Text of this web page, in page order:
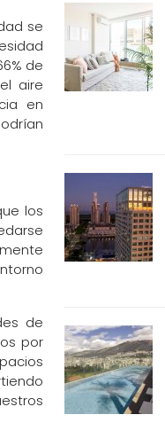
se
de
aire
en
los
de
por